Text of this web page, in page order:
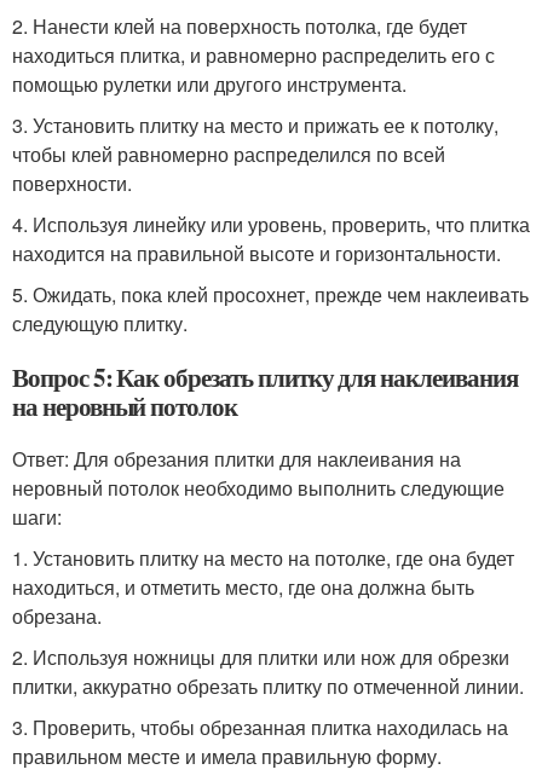
2. Нанести клей на поверхность потолка, где будет
находиться плитка, и равномерно распределить его с
помощью рулетки или другого инструмента.
3. Установить плитку на место и прижать ее к потолку,
чтобы клей равномерно распределился по всей
поверхности.
4. Используя линейку или уровень, проверить, что плитка
находится на правильной высоте и горизонтальности.
5. Ожидать, пока клей просохнет, прежде чем наклеивать
следующую плитку.
Вопрос 5: Как обрезать плитку для наклеивания
на неровный потолок
Ответ: Для обрезания плитки для наклеивания на
неровный потолок необходимо выполнить следующие
шаги:
1. Установить плитку на место на потолке, где она будет
находиться, и отметить место, где она должна быть
обрезана.
2. Используя ножницы для плитки или нож для обрезки
плитки, аккуратно обрезать плитку по отмеченной линии.
3. Проверить, чтобы обрезанная плитка находилась на
правильном месте и имела правильную форму.